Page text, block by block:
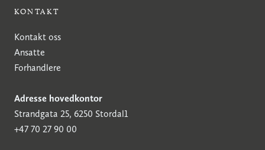
KONTAKT
Kontakt oss
Ansatte
Forhandlere
Adresse hovedkontor
Strandgata 25, 6250 Stordal1
+47 70 27 90 00